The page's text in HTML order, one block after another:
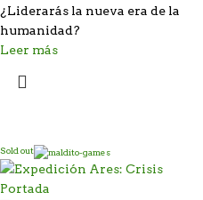
¿Liderarás la nueva era de la
humanidad?
Leer más
Sold out